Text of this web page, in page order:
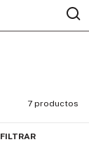
7 productos
FILTRAR